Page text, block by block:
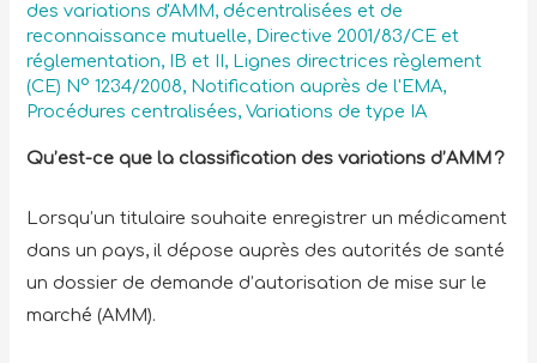
des variations d'AMM, décentralisées et de
reconnaissance mutuelle, Directive 2001/83/CE et
réglementation, IB et II, Lignes directrices règlement
(CE) N° 1234/2008, Notification auprès de l'EMA,
Procédures centralisées,Variations de type IA
Qu’est-ce que la classification des variations d’AMM ?
Lorsqu’un titulaire souhaite enregistrer un médicament
dans un pays, il dépose auprès des autorités de santé
un dossier de demande d’autorisation de mise sur le
marché (AMM).